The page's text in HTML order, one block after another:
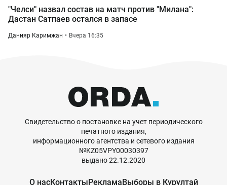
"Челси" назвал состав на матч против "Милана":
Дастан Сатпаев остался в запасе
Данияр Каримжан Вчера 16:35
Свидетельство о постановке на учет периодического
печатного издания,
информационного агентства и сетевого издания
№KZ05VPY00030397
выдано 22.12.2020
О насКонтактыРекламаВыборы в Курултай